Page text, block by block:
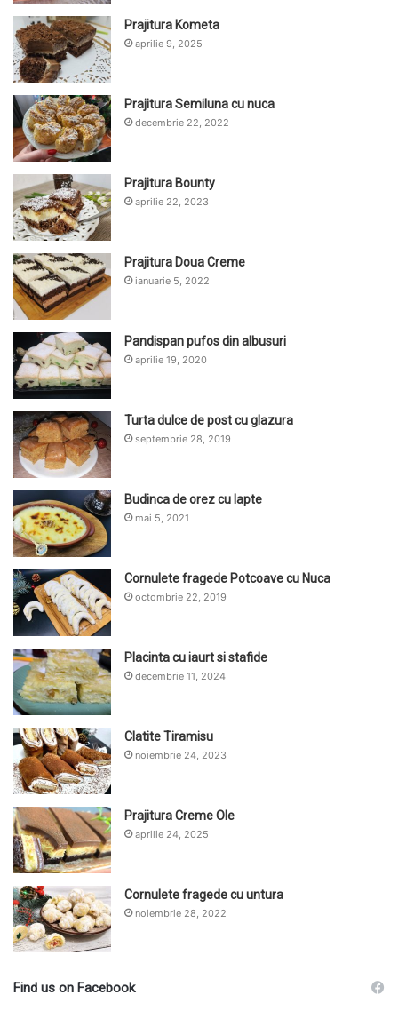
Prajitura Kometa
aprilie 9, 2025
Prajitura Semiluna cu nuca
decembrie 22, 2022
Prajitura Bounty
aprilie 22, 2023
Prajitura Doua Creme
ianuarie 5, 2022
Pandispan pufos din albusuri
aprilie 19, 2020
Turta dulce de post cu glazura
septembrie 28, 2019
Budinca de orez cu lapte
mai 5, 2021
Cornulete fragede Potcoave cu Nuca
octombrie 22, 2019
Placinta cu iaurt si stafide
decembrie 11, 2024
Clatite Tiramisu
noiembrie 24, 2023
Prajitura Creme Ole
aprilie 24, 2025
Cornulete fragede cu untura
noiembrie 28, 2022
Find us on Facebook